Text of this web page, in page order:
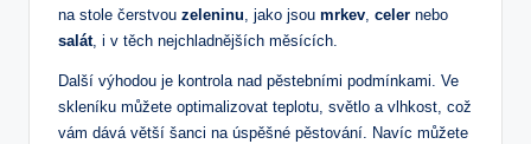
na stole čerstvou zeleninu, jako jsou mrkev, celer nebo
salát, i v těch nejchladnějších měsících.
Další výhodou je kontrola nad pěstebními podmínkami. Ve
skleníku můžete optimalizovat teplotu, světlo a vlhkost, což
vám dává větší šanci na úspěšné pěstování. Navíc můžete